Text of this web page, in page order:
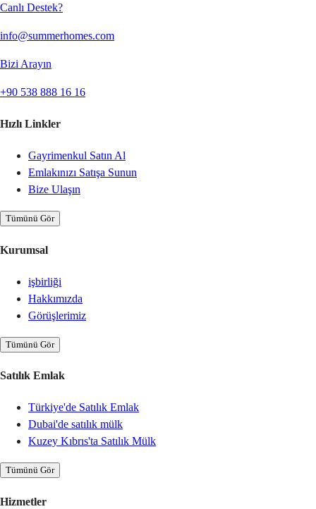
Canlı Destek?
info@summerhomes.com
Bizi Arayın
+90 538 888 16 16
Hızlı Linkler
Gayrimenkul Satın Al
Emlakınızı Satışa Sunun
Bize Ulaşın
Tümünü Gör
Kurumsal
işbirliği
Hakkımızda
Görüşlerimiz
Tümünü Gör
Satılık Emlak
Türkiye'de Satılık Emlak
Dubai'de satılık mülk
Kuzey Kıbrıs'ta Satılık Mülk
Tümünü Gör
Hizmetler